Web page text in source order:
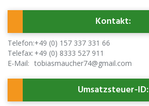
Kontakt:
Telefon:+49 (0) 157 337 331 66
Telefax: +49 (0) 8333 527 911
E-Mail: tobiasmaucher74@gmail.com
Umsatzsteuer-ID: